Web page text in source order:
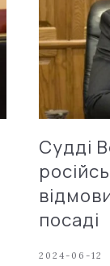
Судді
посаді
2024-06-12